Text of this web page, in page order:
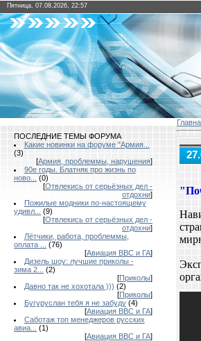
Пятница, 07.08.2026, 22:57
ПОСЛЕДНИЕ ТЕМЫ ФОРУМА
Какие новинки на форуме "Армия...
(3)
[Армия, проблеммы, нарушения]
90е годы. Блатняк про жизнь по
ново...
(0)
[Отвлекись от серьёзных дел -
отдохни]
Пожилые модники по-настоящему
удивл...
(9)
[Отвлекись от серьёзных дел -
отдохни]
Лётчики, работа, проблеммы,
оплата ...
(76)
[Авиация ВВС и ГА]
Дизель шоу: лучшие приколы -
зима 2...
(2)
[Приколы]
Давно так не хохотала ))) (2)
[Приколы]
Бугуруслан тебя я не забуду (4)
[Авиация ВВС и ГА]
Саботаж топ менеджеров русских
авиа...
(1)
[Авиация ВВС и ГА]